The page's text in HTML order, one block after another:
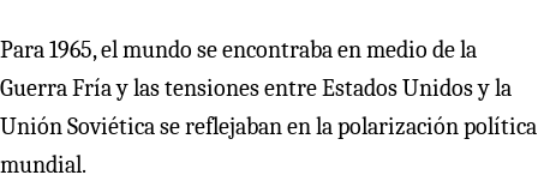
Para 1965, el mundo se encontraba en medio de la
Guerra Fría y las tensiones entre Estados Unidos y la
Unión Soviética se reflejaban en la polarización política
mundial.